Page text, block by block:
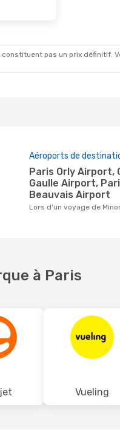
- MAH
pas un prix définitif.
Aéroports de
Paris Orly Airport, Charles De
Gaulle Airport,
Beauvais Airport
Lors d'un voyage de
à Paris
Vueling